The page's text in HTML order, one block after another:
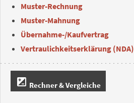
Muster-Rechnung
Muster-Mahnung
Übernahme-/Kaufvertrag
Vertraulichkeitserklärung (NDA)
iso Rechner & Vergleiche